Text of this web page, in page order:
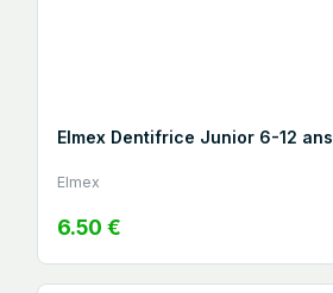
Elmex Dentifrice Junior 6-12 ans
Elmex
6.50 €